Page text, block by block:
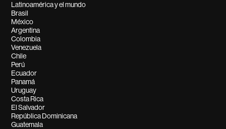
Latinoamérica y el mundo
Brasil
México
Argentina
Colombia
Venezuela
Chile
Perú
Ecuador
Panamá
Uruguay
Costa Rica
El Salvador
República Dominicana
Guatemala